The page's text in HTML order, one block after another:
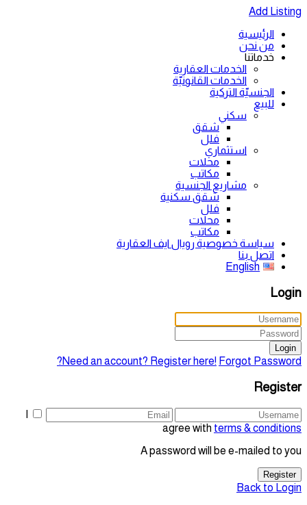
Add Listing
الرئيسية
من نحن
خدماتنا
الخدمات العقارية
الخدمات القانونيّة
الجنسيّة التركية
للبيع
سكني
شقق
فلل
استثماري
محلات
مكاتب
مشاريع الجنسية
شقق سكنية
فلل
محلات
مكاتب
سياسة خصوصية رويال ايف العقارية
اتصل بنا
English
Login
Login
Need an account? Register here! Forgot Password?
Register
agree with terms & conditions
A password will be e-mailed to you
Register
Back to Login